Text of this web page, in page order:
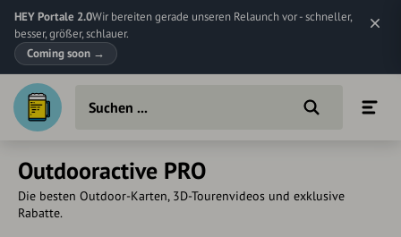
HEY Portale 2.0Wir bereiten gerade unseren Relaunch vor - schneller,
besser, größer, schlauer.
Coming soon →
Outdooractive PRO
Die besten Outdoor-Karten, 3D-Tourenvideos und exklusive
Rabatte.